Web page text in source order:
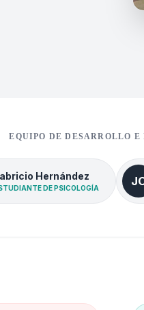
EQUIPO DE DESARROLLO
Hernández
DE PSICOLOGÍA